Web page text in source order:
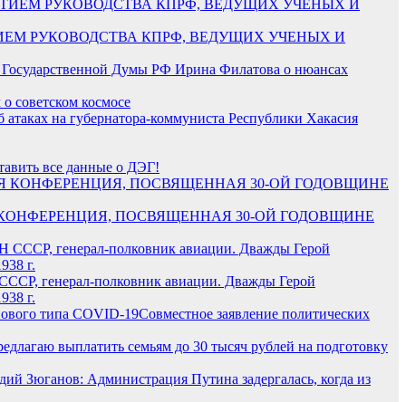
РУКОВОДСТВА КПРФ, ВЕДУЩИХ УЧЕНЫХ И
Государственной Думы РФ Ирина Филатова о нюансах
советском космосе
на губернатора-коммуниста Республики Хакасия
все данные о ДЭГ!
ПОСВЯЩЕННАЯ 30-ОЙ ГОДОВЩИНЕ
генерал-полковник авиации. Дважды Герой
г.
Совместное заявление политических
выплатить семьям до 30 тысяч рублей на подготовку
Зюганов: Администрация Путина задергалась, когда из